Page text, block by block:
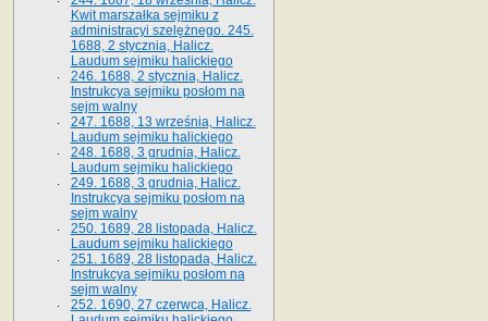
Kwit marszałka sejmiku z
administracyi szelężnego. 245.
1688, 2 stycznia, Halicz.
Laudum sejmiku halickiego
246. 1688, 2 stycznia, Halicz.
Instrukcya sejmiku posłom na
sejm walny
247. 1688, 13 września, Halicz.
Laudum sejmiku halickiego
248. 1688, 3 grudnia, Halicz.
Laudum sejmiku halickiego
249. 1688, 3 grudnia, Halicz.
Instrukcya sejmiku posłom na
sejm walny
250. 1689, 28 listopada, Halicz.
Laudum sejmiku halickiego
251. 1689, 28 listopada, Halicz.
Instrukcya sejmiku posłom na
sejm walny
252. 1690, 27 czerwca, Halicz.